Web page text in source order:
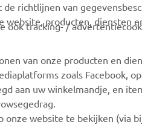
Global
Zoek een
richtlijnen van
producten, diensten
tracking- /
van onze producten en
zoals Facebook,
aan uw winkelmandje, en
website te bekijken (via